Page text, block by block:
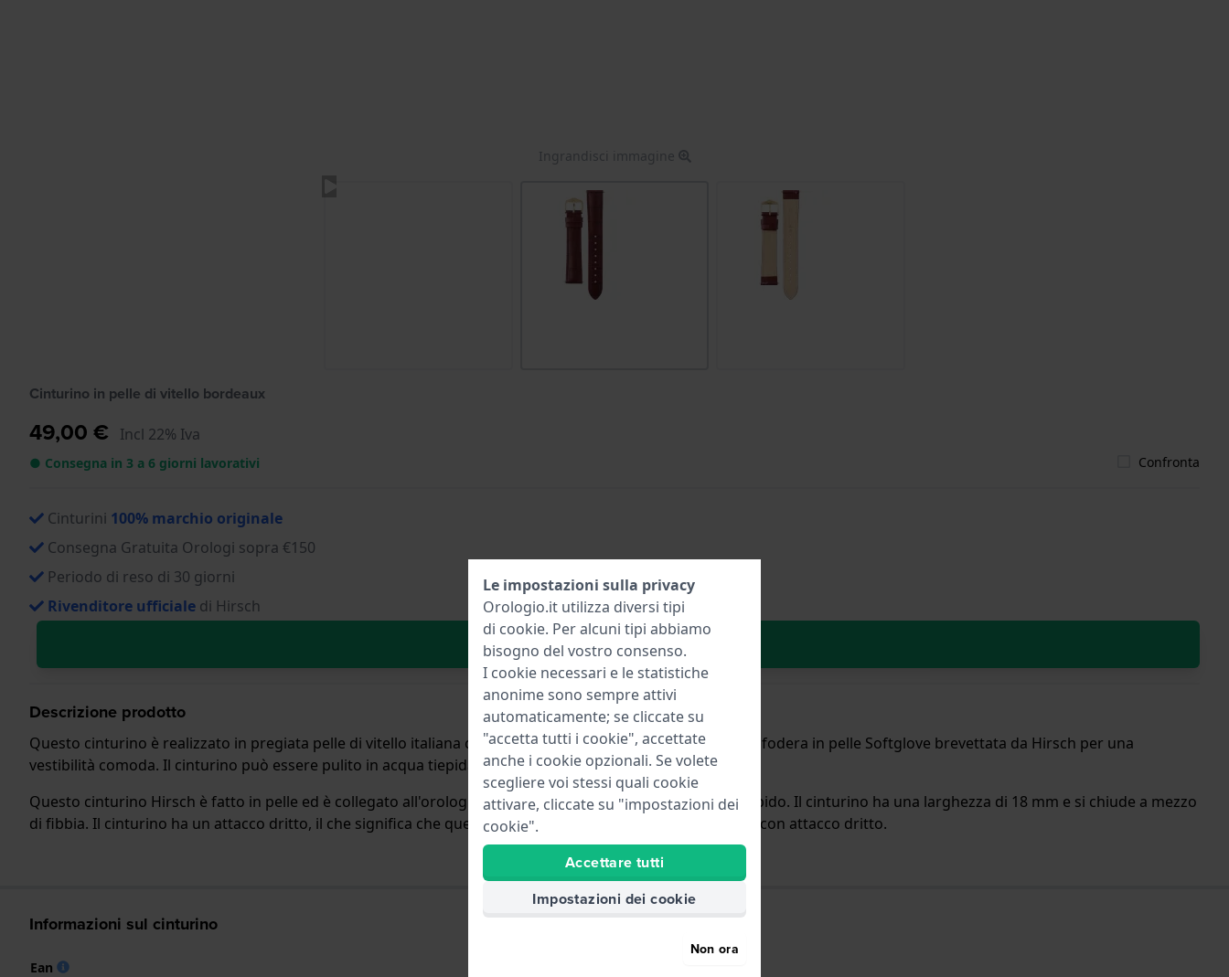
Ingrandisci immagine
Cinturino in pelle di vitello bordeaux
49,00 € Incl 22% Iva
● Consegna in 3 a 6 giorni lavorativi Confronta
Cinturini 100% marchio originale
Consegna Gratuita Orologi sopra €150
Periodo di reso di 30 giorni
Rivenditore ufficiale di Hirsch
Aggiungi al carrello
Descrizione prodotto
Questo cinturino è realizzato in pregiata pelle di vitello italiana con goffratura in alligatore e foderato con fodera in pelle Softglove brevettata da Hirsch per una
vestibilità comoda. Il cinturino può essere pulito in acqua tiepida.
Questo cinturino Hirsch è fatto in pelle ed è collegato all'orologio per mezzo di perni a molla a sgancio rapido. Il cinturino ha una larghezza di 18 mm e si chiude a mezzo
di fibbia. Il cinturino ha un attacco dritto, il che significa che questo cinturino è adatto a tutti gli orologi di con attacco dritto.
Informazioni sul cinturino
Ean
Le impostazioni sulla privacy
Orologio.it utilizza diversi tipi
di cookie. Per alcuni tipi abbiamo
bisogno del vostro consenso.
I cookie necessari e le statistiche
anonime sono sempre attivi
automaticamente; se cliccate su
"accetta tutti i cookie", accettate
anche i cookie opzionali. Se volete
scegliere voi stessi quali cookie
attivare, cliccate su "impostazioni dei
cookie".
Accettare tutti
Impostazioni dei cookie
Non ora